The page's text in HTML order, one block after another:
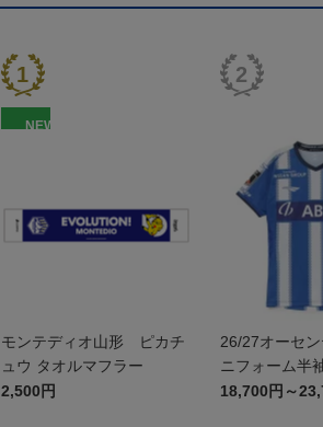
NEW
モンテディオ山形 ピカチ
ュウ タオルマフラー
2,500円
26/27オーセン
ニフォーム半
18,700円～